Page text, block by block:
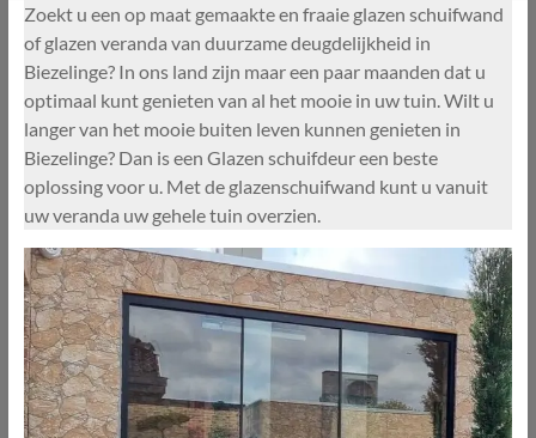
Zoekt u een op maat gemaakte en fraaie glazen schuifwand
of glazen veranda van duurzame deugdelijkheid in
Biezelinge? In ons land zijn maar een paar maanden dat u
optimaal kunt genieten van al het mooie in uw tuin. Wilt u
langer van het mooie buiten leven kunnen genieten in
Biezelinge? Dan is een Glazen schuifdeur een beste
oplossing voor u. Met de glazenschuifwand kunt u vanuit
uw veranda uw gehele tuin overzien.